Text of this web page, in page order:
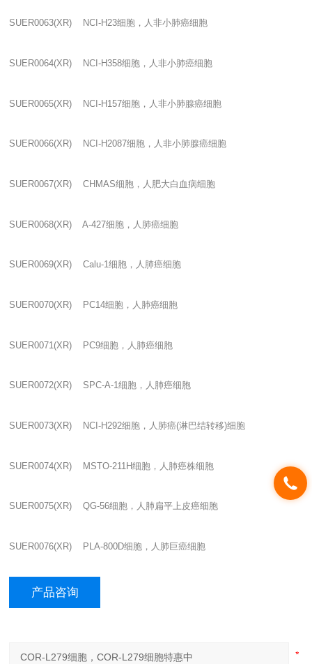
SUER0063(XR) NCI-H23细胞，人非小肺癌细胞
SUER0064(XR) NCI-H358细胞，人非小肺癌细胞
SUER0065(XR) NCI-H157细胞，人非小肺腺癌细胞
SUER0066(XR) NCI-H2087细胞，人非小肺腺癌细胞
SUER0067(XR) CHMAS细胞，人肥大白血病细胞
SUER0068(XR) A-427细胞，人肺癌细胞
SUER0069(XR) Calu-1细胞，人肺癌细胞
SUER0070(XR) PC14细胞，人肺癌细胞
SUER0071(XR) PC9细胞，人肺癌细胞
SUER0072(XR) SPC-A-1细胞，人肺癌细胞
SUER0073(XR) NCI-H292细胞，人肺癌(淋巴结转移)细胞
SUER0074(XR) MSTO-211H细胞，人肺癌株细胞
SUER0075(XR) QG-56细胞，人肺扁平上皮癌细胞
SUER0076(XR) PLA-800D细胞，人肺巨癌细胞
产品咨询